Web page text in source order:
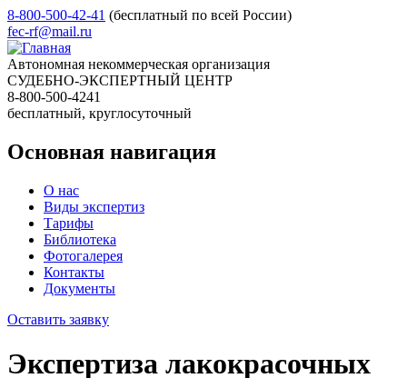
8-800-500-42-41 (бесплатный по всей России)
fec-rf@mail.ru
Автономная некоммерческая организация
СУДЕБНО-ЭКСПЕРТНЫЙ ЦЕНТР
8-800-500-4241
бесплатный, круглосуточный
Основная навигация
О нас
Виды экспертиз
Тарифы
Библиотека
Фотогалерея
Контакты
Документы
Оставить заявку
Экспертиза лакокрасочных